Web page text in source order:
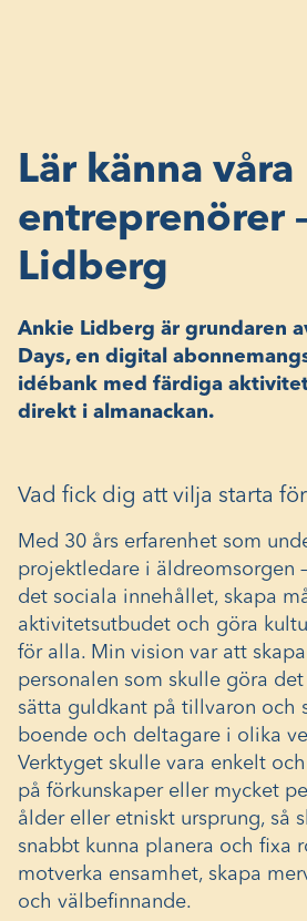
Lär känna våra
entreprenörer
Lidberg
Ankie Lidberg är grundaren
Days, en digital
idébank med färdiga
direkt i almanackan.
Vad fick dig att vilja starta
Med 30 års erfarenhet som
projektledare i äldreomsorgen
det sociala innehållet, skapa
aktivitetsutbudet och göra
för alla. Min vision var att
personalen som skulle göra
sätta guldkant på tillvaron och
boende och deltagare i olika
Verktyget skulle vara enkelt
på förkunskaper eller mycket
ålder eller etniskt ursprung, så
snabbt kunna planera och fixa
motverka ensamhet, skapa
och välbefinnande.